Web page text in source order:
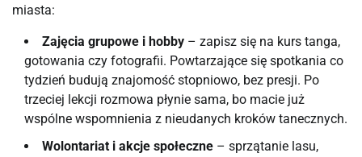
miasta:
Zajęcia grupowe i hobby – zapisz się na kurs tanga,
gotowania czy fotografii. Powtarzające się spotkania co
tydzień budują znajomość stopniowo, bez presji. Po
trzeciej lekcji rozmowa płynie sama, bo macie już
wspólne wspomnienia z nieudanych kroków tanecznych.
Wolontariat i akcje społeczne – sprzątanie lasu,